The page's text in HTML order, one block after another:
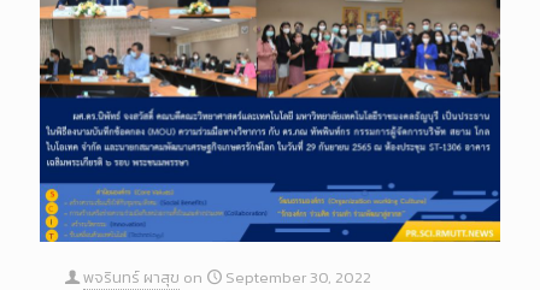
พจรินทร์ ผาสุข on
September 30, 2022